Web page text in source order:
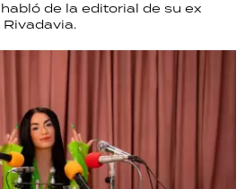
de la editorial de su ex